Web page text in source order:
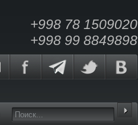
+998 78 1509020
+998 99 8849898